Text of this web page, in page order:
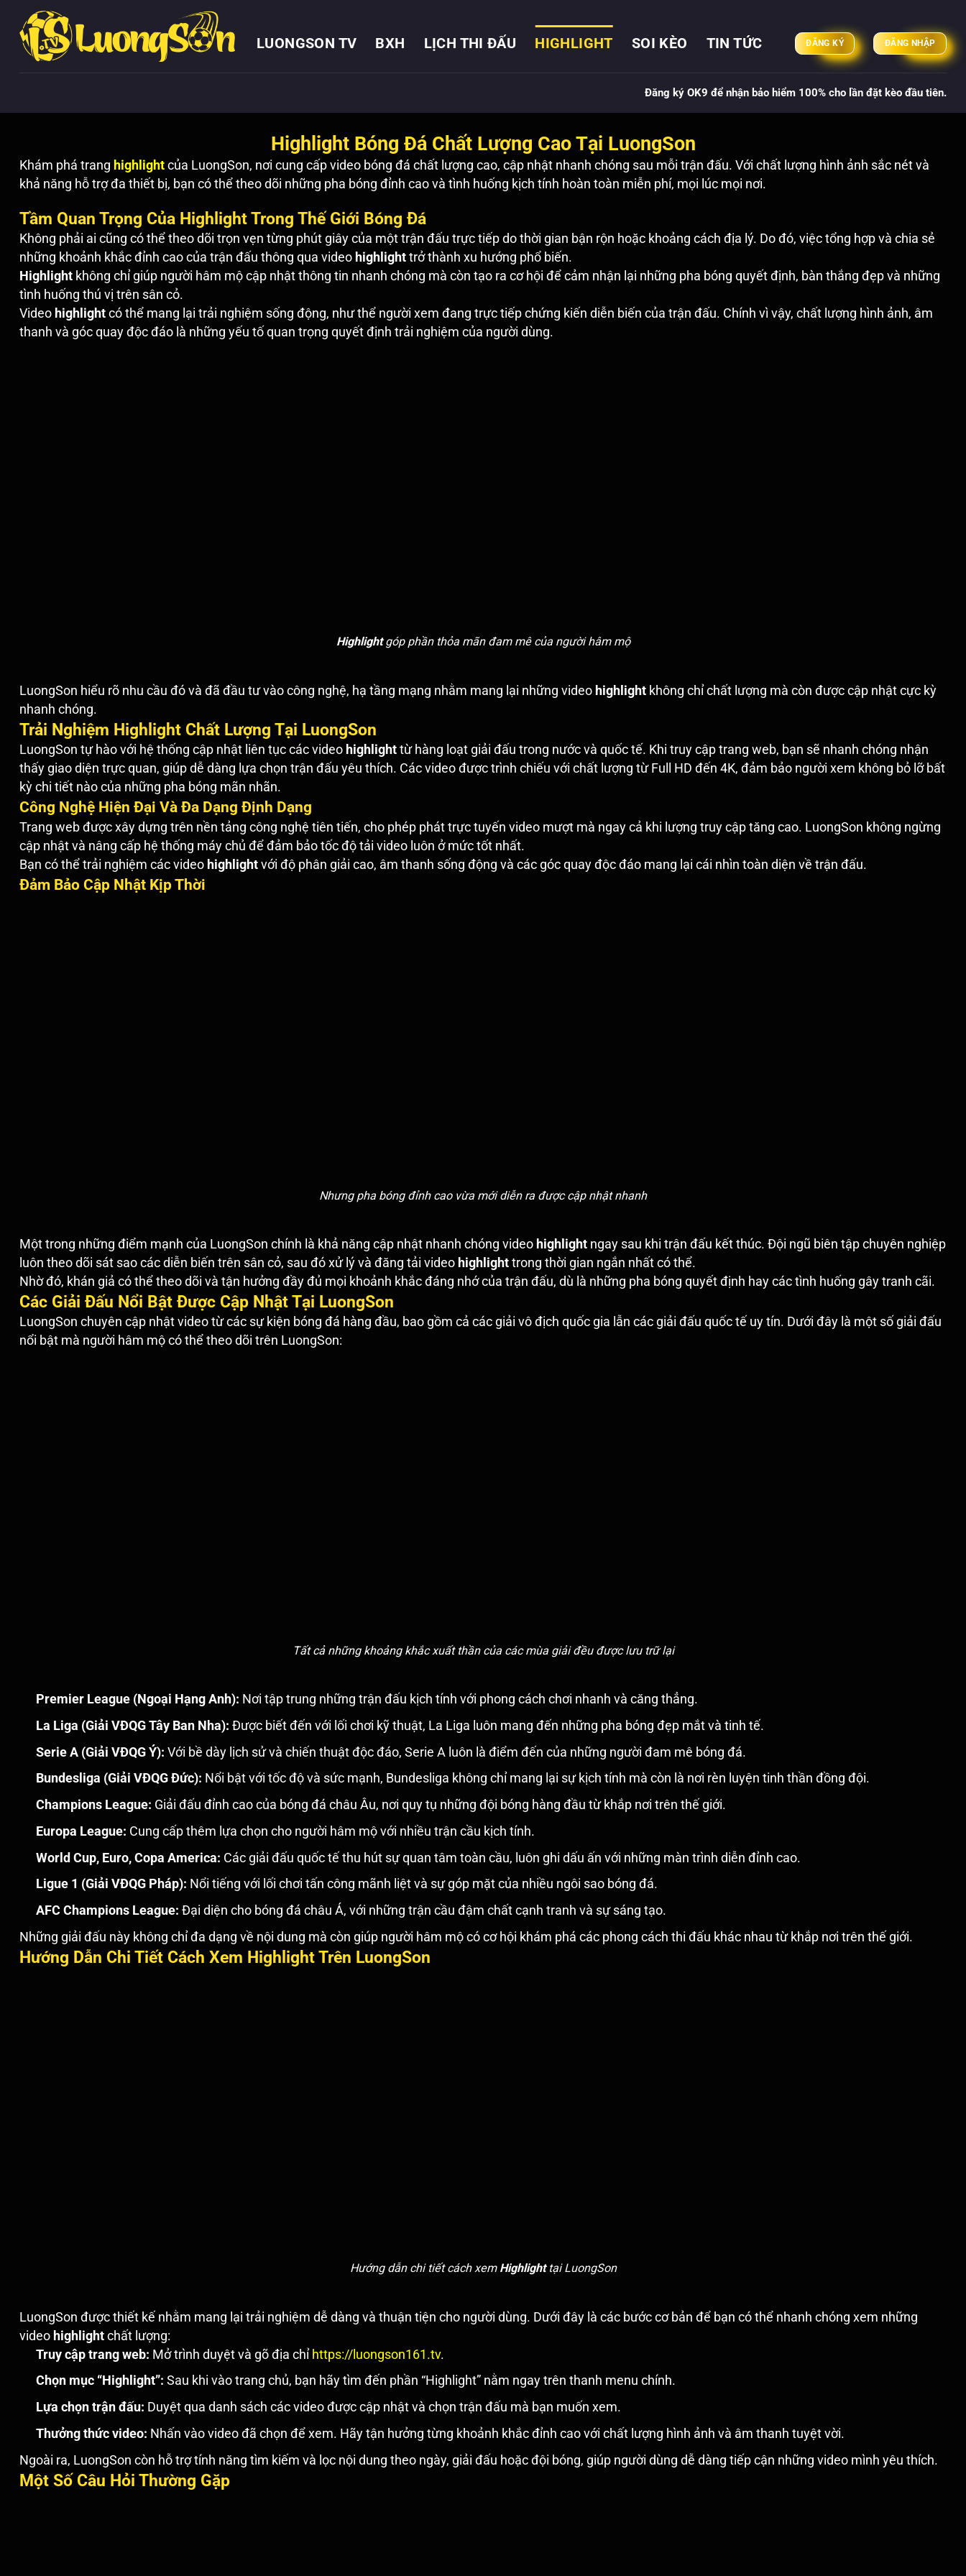
Chuyển
đến
LUONGSON TV BXH LỊCH THI ĐẤU HIGHLIGHT SOI KÈO TIN TỨC ĐĂNG KÝ ĐĂNG NHẬP
Đăng ký OK9 để nhận bảo hiểm 100% cho lần đặt kèo đầu tiên.
Highlight Bóng Đá Chất Lượng Cao Tại LuongSon
Khám phá trang highlightcủa LuongSon, nơi cung cấp video bóng đá chất lượng cao, cập nhật nhanh chóng sau mỗi trận đấu. Với chất lượng hình ảnh sắc nét và
khả năng hỗ trợ đa thiết bị, bạn có thể theo dõi những pha bóng đỉnh cao và tình huống kịch tính hoàn toàn miễn phí, mọi lúc mọi nơi.
Tầm Quan Trọng Của Highlight Trong Thế Giới Bóng Đá
Không phải ai cũng có thể theo dõi trọn vẹn từng phút giây của một trận đấu trực tiếp do thời gian bận rộn hoặc khoảng cách địa lý. Do đó, việc tổng hợp và chia sẻ
những khoảnh khắc đỉnh cao của trận đấu thông qua video highlighttrở thành xu hướng phổ biến.
Highlight không chỉ giúp người hâm mộ cập nhật thông tin nhanh chóng mà còn tạo ra cơ hội để cảm nhận lại những pha bóng quyết định, bàn thắng đẹp và những
tình huống thú vị trên sân cỏ.
Video highlightcó thể mang lại trải nghiệm sống động, như thể người xem đang trực tiếp chứng kiến diễn biến của trận đấu. Chính vì vậy, chất lượng hình ảnh, âm
thanh và góc quay độc đáo là những yếu tố quan trọng quyết định trải nghiệm của người dùng.
Highlightgóp phần thỏa mãn đam mê của người hâm mộ
LuongSon hiểu rõ nhu cầu đó và đã đầu tư vào công nghệ, hạ tầng mạng nhằm mang lại những video highlight không chỉ chất lượng mà còn được cập nhật cực kỳ
nhanh chóng.
Trải Nghiệm Highlight Chất Lượng Tại LuongSon
LuongSon tự hào với hệ thống cập nhật liên tục các video highlighttừ hàng loạt giải đấu trong nước và quốc tế. Khi truy cập trang web, bạn sẽ nhanh chóng nhận
thấy giao diện trực quan, giúp dễ dàng lựa chọn trận đấu yêu thích. Các video được trình chiếu với chất lượng từ Full HD đến 4K, đảm bảo người xem không bỏ lỡ bất
kỳ chi tiết nào của những pha bóng mãn nhãn.
Công Nghệ Hiện Đại Và Đa Dạng Định Dạng
Trang web được xây dựng trên nền tảng công nghệ tiên tiến, cho phép phát trực tuyến video mượt mà ngay cả khi lượng truy cập tăng cao. LuongSon không ngừng
cập nhật và nâng cấp hệ thống máy chủ để đảm bảo tốc độ tải video luôn ở mức tốt nhất.
Bạn có thể trải nghiệm các video highlightvới độ phân giải cao, âm thanh sống động và các góc quay độc đáo mang lại cái nhìn toàn diện về trận đấu.
Đảm Bảo Cập Nhật Kịp Thời
Nhưng pha bóng đỉnh cao vừa mới diễn ra được cập nhật nhanh
Một trong những điểm mạnh của LuongSon chính là khả năng cập nhật nhanh chóng video highlight ngay sau khi trận đấu kết thúc. Đội ngũ biên tập chuyên nghiệp
luôn theo dõi sát sao các diễn biến trên sân cỏ, sau đó xử lý và đăng tải video highlighttrong thời gian ngắn nhất có thể.
Nhờ đó, khán giả có thể theo dõi và tận hưởng đầy đủ mọi khoảnh khắc đáng nhớ của trận đấu, dù là những pha bóng quyết định hay các tình huống gây tranh cãi.
Các Giải Đấu Nổi Bật Được Cập Nhật Tại LuongSon
LuongSon chuyên cập nhật video từ các sự kiện bóng đá hàng đầu, bao gồm cả các giải vô địch quốc gia lẫn các giải đấu quốc tế uy tín. Dưới đây là một số giải đấu
nổi bật mà người hâm mộ có thể theo dõi trên LuongSon:
Tất cả những khoảng khắc xuất thần của các mùa giải đều được lưu trữ lại
Premier League (Ngoại Hạng Anh): Nơi tập trung những trận đấu kịch tính với phong cách chơi nhanh và căng thẳng.
La Liga (Giải VĐQG Tây Ban Nha): Được biết đến với lối chơi kỹ thuật, La Liga luôn mang đến những pha bóng đẹp mắt và tinh tế.
Serie A (Giải VĐQG Ý): Với bề dày lịch sử và chiến thuật độc đáo, Serie A luôn là điểm đến của những người đam mê bóng đá.
Bundesliga (Giải VĐQG Đức): Nổi bật với tốc độ và sức mạnh, Bundesliga không chỉ mang lại sự kịch tính mà còn là nơi rèn luyện tinh thần đồng đội.
Champions League: Giải đấu đỉnh cao của bóng đá châu Âu, nơi quy tụ những đội bóng hàng đầu từ khắp nơi trên thế giới.
Europa League: Cung cấp thêm lựa chọn cho người hâm mộ với nhiều trận cầu kịch tính.
World Cup, Euro, Copa America: Các giải đấu quốc tế thu hút sự quan tâm toàn cầu, luôn ghi dấu ấn với những màn trình diễn đỉnh cao.
Ligue 1 (Giải VĐQG Pháp): Nổi tiếng với lối chơi tấn công mãnh liệt và sự góp mặt của nhiều ngôi sao bóng đá.
AFC Champions League: Đại diện cho bóng đá châu Á, với những trận cầu đậm chất cạnh tranh và sự sáng tạo.
Những giải đấu này không chỉ đa dạng về nội dung mà còn giúp người hâm mộ có cơ hội khám phá các phong cách thi đấu khác nhau từ khắp nơi trên thế giới.
Hướng Dẫn Chi Tiết Cách Xem Highlight Trên LuongSon
Hướng dẫn chi tiết cách xem Highlighttại LuongSon
LuongSon được thiết kế nhằm mang lại trải nghiệm dễ dàng và thuận tiện cho người dùng. Dưới đây là các bước cơ bản để bạn có thể nhanh chóng xem những
video highlightchất lượng:
Truy cập trang web: Mở trình duyệt và gõ địa chỉ https://luongson161.tv.
Chọn mục “Highlight”: Sau khi vào trang chủ, bạn hãy tìm đến phần “Highlight” nằm ngay trên thanh menu chính.
Lựa chọn trận đấu: Duyệt qua danh sách các video được cập nhật và chọn trận đấu mà bạn muốn xem.
Thưởng thức video: Nhấn vào video đã chọn để xem. Hãy tận hưởng từng khoảnh khắc đỉnh cao với chất lượng hình ảnh và âm thanh tuyệt vời.
Ngoài ra, LuongSon còn hỗ trợ tính năng tìm kiếm và lọc nội dung theo ngày, giải đấu hoặc đội bóng, giúp người dùng dễ dàng tiếp cận những video mình yêu thích.
Một Số Câu Hỏi Thường Gặp